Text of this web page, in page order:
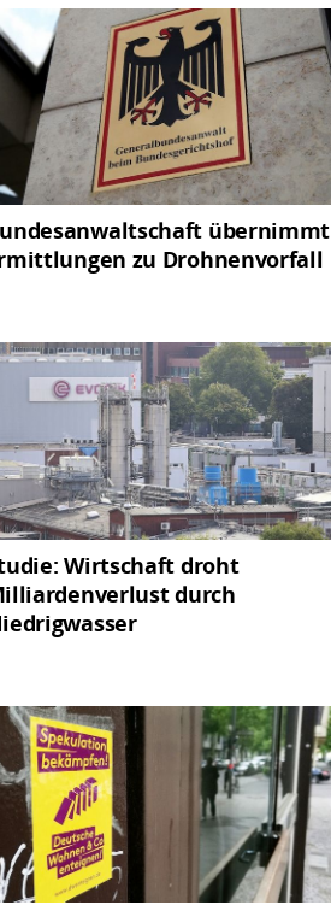
übernimmt
zu Drohnenvorfall
Wirtschaft droht
durch